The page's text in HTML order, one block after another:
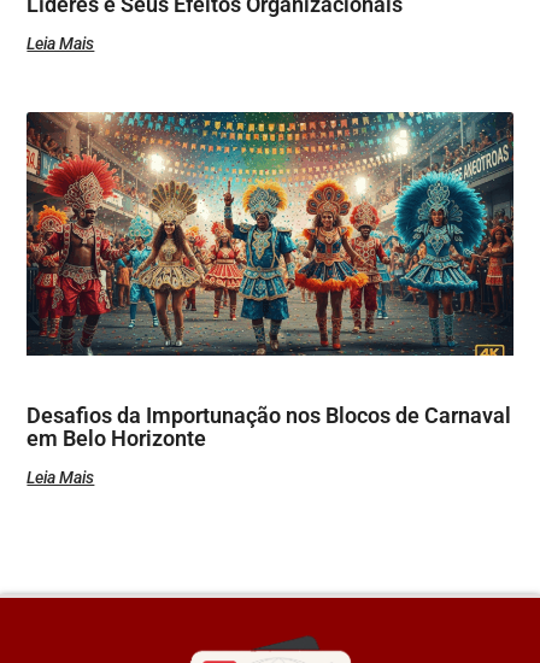
Leia Mais
Desafios da Importunação nos Blocos de Carnaval
em Belo Horizonte
Leia Mais